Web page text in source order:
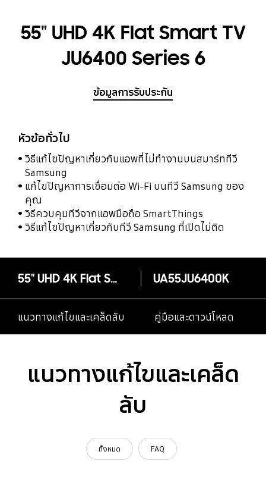
55" UHD 4K Flat Smart TV
JU6400 Series 6
ข้อมูลการรับประกัน
หัวข้อทั่วไป
วิธีแก้ไขปัญหาเกี่ยวกับแอพที่ไม่ทำงานบนสมาร์ททีวี
Samsung
แก้ไขปัญหาการเชื่อมต่อ Wi-Fi บนทีวี Samsung ของ
คุณ
วิธีควบคุมทีวีจากแอพมือถือ SmartThings
วิธีแก้ไขปัญหาเกี่ยวกับทีวี Samsung ที่เปิดไม่ติด
55" UHD 4K Flat Smart TV JU6400 Series 6 UA55JU6400K
แนวทางแก้ไขและเคล็ดลับ คู่มือและดาวน์โหลด
แนวทางแก้ไขและเคล็ด
ลับ
ทั้งหมด FAQ